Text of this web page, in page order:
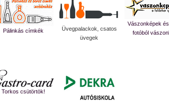
Pálinkás címkék
Üvegpalackok, csatos
üvegek
Vászonképek
fotóból
Torkos csütörtök!